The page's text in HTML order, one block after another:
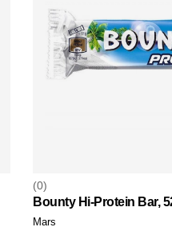
0
Bounty Hi-Protein Bar,
Mars